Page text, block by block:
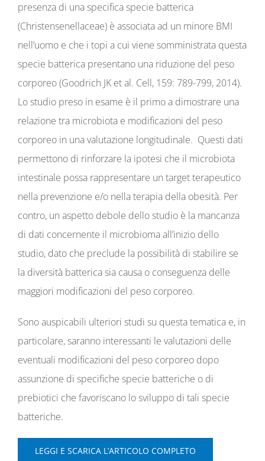
presenza di una specifica specie batterica
(Christensenellaceae) è associata ad un minore BMI
nell’uomo e che i topi a cui viene somministrata questa
specie batterica presentano una riduzione del peso
corporeo (Goodrich JK et al. Cell, 159: 789-799, 2014).
Lo studio preso in esame è il primo a dimostrare una
relazione tra microbiota e modificazioni del peso
corporeo in una valutazione longitudinale. Questi dati
permettono di rinforzare la ipotesi che il microbiota
intestinale possa rappresentare un target terapeutico
nella prevenzione e/o nella terapia della obesità. Per
contro, un aspetto debole dello studio è la mancanza
di dati concernente il microbioma all’inizio dello
studio, dato che preclude la possibilità di stabilire se
la diversità batterica sia causa o conseguenza delle
maggiori modificazioni del peso corporeo.
Sono auspicabili ulteriori studi su questa tematica e, in
particolare, saranno interessanti le valutazioni delle
eventuali modificazioni del peso corporeo dopo
assunzione di specifiche specie batteriche o di
prebiotici che favoriscano lo sviluppo di tali specie
batteriche.
LEGGI E SCARICA L’ARTICOLO COMPLETO